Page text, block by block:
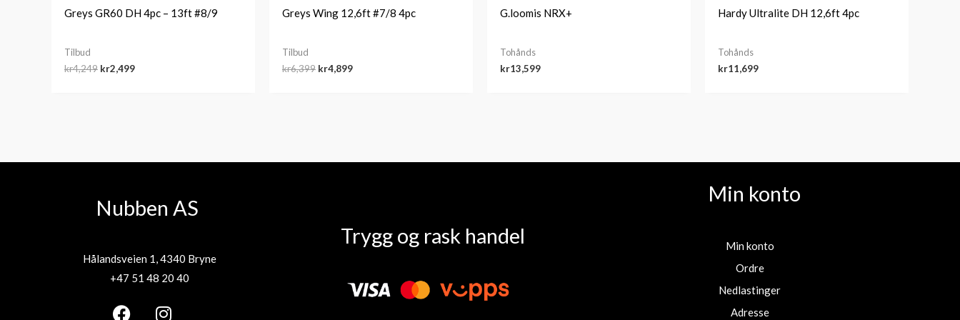
Greys GR60 DH 4pc – 13ft #8/9
Tilbud
kr4,249 kr2,499
Greys Wing 12,6ft #7/8 4pc
Tilbud
kr6,399 kr4,899
G.loomis NRX+
Tohånds
kr13,599
Hardy Ultralite DH 12,6ft 4pc
Tohånds
kr11,699
Nubben AS
Hålandsveien 1, 4340 Bryne
+47 51 48 20 40
Trygg og rask handel
Min konto
Min konto
Ordre
Nedlastinger
Adresse